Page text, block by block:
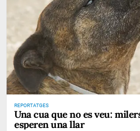
REPORTATGES
Una cua que no es veu:
esperen una llar